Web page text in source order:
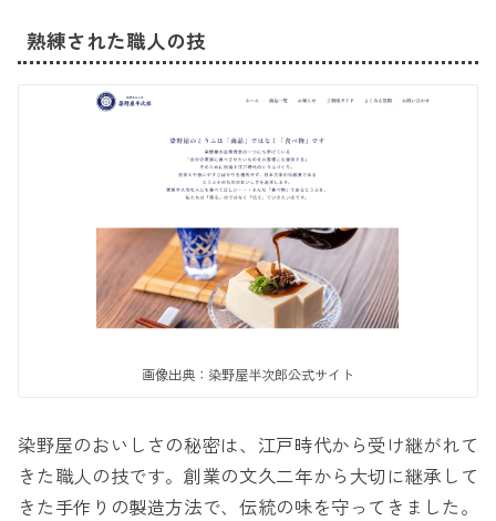
熟練された職人の技
画像出典：染野屋半次郎公式サイト
染野屋のおいしさの秘密は、江戸時代から受け継がれて
きた職人の技です。創業の文久二年から大切に継承して
きた手作りの製造方法で、伝統の味を守ってきました。